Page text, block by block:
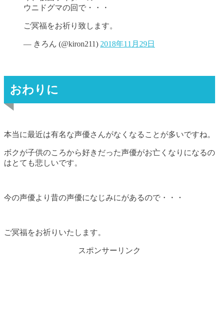
ウニドグマの回で・・・
ご冥福をお祈り致します。
— きろん (@kiron211) 2018年11月29日
おわりに
本当に最近は有名な声優さんがなくなることが多いですね。
ボクが子供のころから好きだった声優がお亡くなりになるの
はとても悲しいです。
今の声優より昔の声優になじみにがあるので・・・
ご冥福をお祈りいたします。
スポンサーリンク